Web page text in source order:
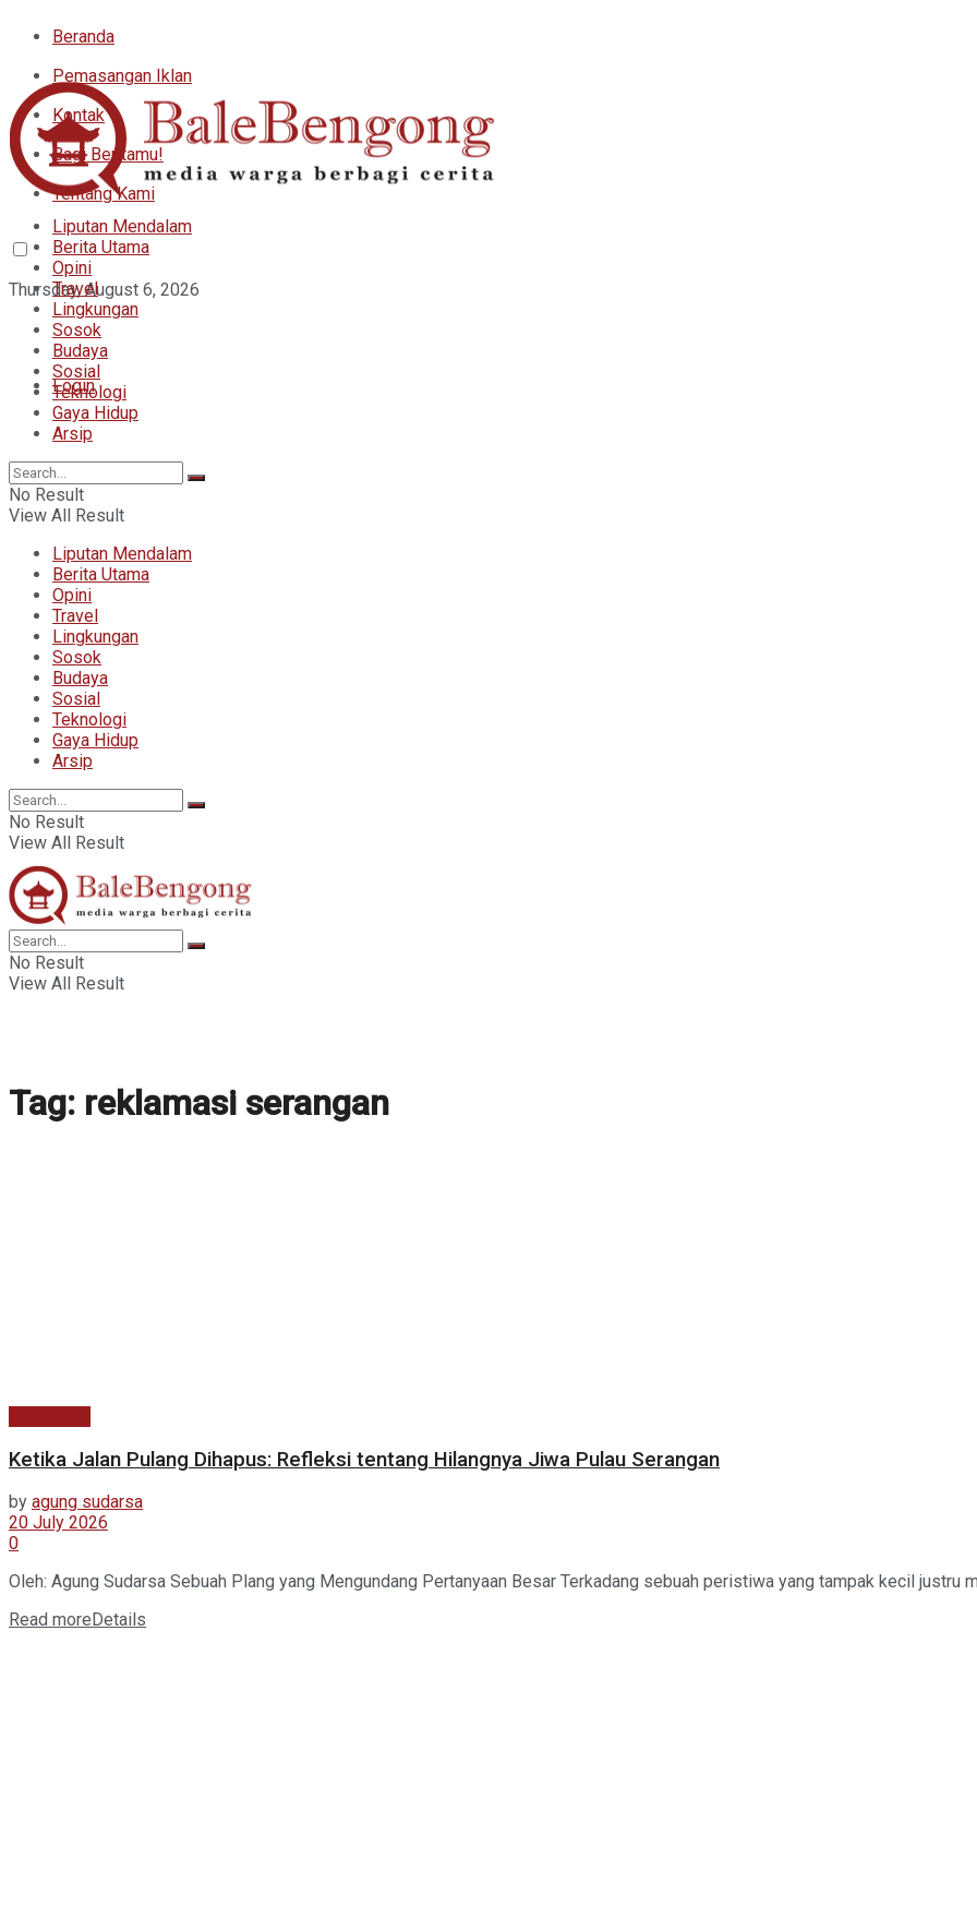
Beranda
Pemasangan Iklan
Kontak
Bagi Beritamu!
Tentang Kami
Thursday, August 6, 2026
Login
Liputan Mendalam
Berita Utama
Opini
Travel
Lingkungan
Sosok
Budaya
Sosial
Teknologi
Gaya Hidup
Arsip
No Result
View All Result
Liputan Mendalam
Berita Utama
Opini
Travel
Lingkungan
Sosok
Budaya
Sosial
Teknologi
Gaya Hidup
Arsip
No Result
View All Result
No Result
View All Result
Tag: reklamasi serangan
Ketika Jalan Pulang Dihapus: Refleksi tentang Hilangnya Jiwa Pulau Serangan
by agung sudarsa
20 July 2026
0
Oleh: Agung Sudarsa Sebuah Plang yang Mengundang Pertanyaan Besar Terkadang sebuah peristiwa yang tampak kecil justru
Read more Details